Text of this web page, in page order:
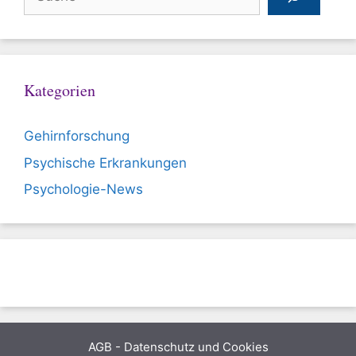
Kategorien
Gehirnforschung
Psychische Erkrankungen
Psychologie-News
AGB - Datenschutz und Cookies